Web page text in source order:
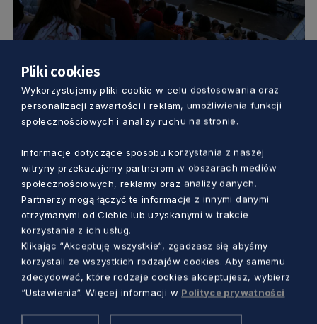
KULTURA
Kino plenerowe z widokiem na morze.
Orłowie
Marcin Szumny 3 lata temu
Pliki cookies
Wykorzystujemy pliki cookie w celu dostosowania oraz
personalizacji zawartości i reklam, umożliwienia funkcji
społecznościowych i analizy ruchu na stronie.
Informacje dotyczące sposobu korzystania z naszej
witryny przekazujemy partnerom w obszarach mediów
społecznościowych, reklamy oraz analizy danych.
Partnerzy mogą łączyć te informacje z innymi danymi
otrzymanymi od Ciebie lub uzyskanymi w trakcie
korzystania z ich usług.
Klikając “Akceptuję wszystkie“, zgadzasz się abyśmy
korzystali ze wszystkich rodzajów cookies. Aby samemu
zdecydować, które rodzaje cookies akceptujesz, wybierz
“Ustawienia“. Więcej informacji w Polityce prywatności